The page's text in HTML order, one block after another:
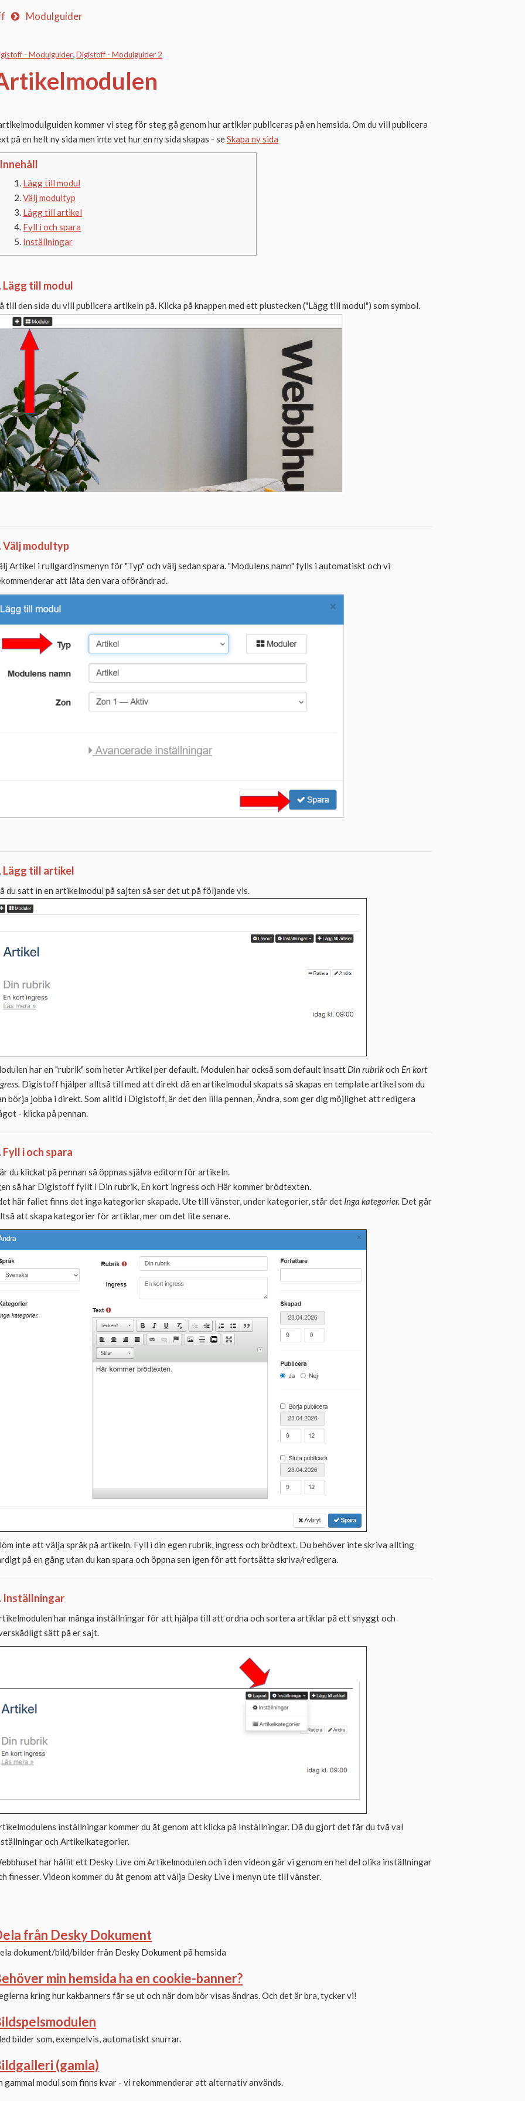
Modulguider
- Modulguider Digistoff - Modulguider 2
kommer vi steg för steg gå genom hur artiklar publiceras på en hemsida. Om du vill publicera
på en helt ny sida men inte vet hur en ny sida skapas - seSkapa ny sida
Innehåll
Lägg till modul
Välj modultyp
Lägg till artikel
Fyll i och spara
Inställningar
Lägg till modul
till den sida du vill publicera artikeln på. Klicka på knappen med ett plustecken ("Lägg till modul") som symbol.
Välj modultyp
Artikel i rullgardinsmenyn för "Typ" och välj sedan spara. "Modulens namn" fylls i automatiskt och vi
att låta den vara oförändrad.
Lägg till artikel
du satt in en artikelmodul på sajten så ser det ut på följande vis.
har en "rubrik" som heter Artikel per default. Modulen har också som default insatt Din rubrikoch En kort
Digistoff hjälper alltså till med att direkt då en artikelmodul skapats så skapas en template artikel som du
börja jobba i direkt. Som alltid i Digistoff, är det den lilla pennan, Ändra, som ger dig möjlighet att redigera
- klicka på pennan.
Fyll i och spara
du klickat på pennan så öppnas själva editorn för artikeln.
så har Digistoff fyllt i Din rubrik, En kort ingress och Här kommer brödtexten.
här fallet finns det inga kategorier skapade. Ute till vänster, under kategorier, står det Inga kategorier. Det går
att skapa kategorier för artiklar, mer om det lite senare.
inte att välja språk på artikeln. Fyll i din egen rubrik, ingress och brödtext. Du behöver inte skriva allting
på en gång utan du kan spara och öppna sen igen för att fortsätta skriva/redigera.
Inställningar
har många inställningar för att hjälpa till att ordna och sortera artiklar på ett snyggt och
sätt på er sajt.
inställningar kommer du åt genom att klicka på Inställningar. Då du gjort det får du två val
och Artikelkategorier.
har hållit ett Desky Live om Artikelmodulen och i den videon går vi genom en hel del olika inställningar
finesser. Videon kommer du åt genom att välja Desky Live i menyn ute till vänster.
från Desky Dokument
dokument/bild/bilder från Desky Dokument på hemsida
min hemsida ha en cookie-banner?
kring hur kakbanners får se ut och när dom bör visas ändras. Och det är bra, tycker vi!
bilder som, exempelvis, automatiskt snurrar.
(gamla)
gammal modul som finns kvar - vi rekommenderar att alternativ används.